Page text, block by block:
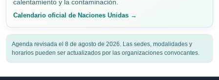
calentamiento y la contaminación.
Calendario oficial de Naciones Unidas →
Agenda revisada el 8 de agosto de 2026. Las sedes, modalidades y
horarios pueden ser actualizados por las organizaciones convocantes.